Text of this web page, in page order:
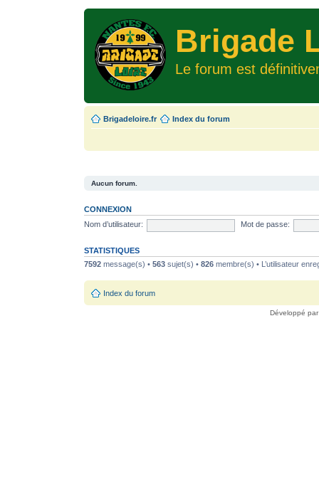
Brigade
Le forum est
Brigadeloire.fr Index du forum
Aucun forum.
CONNEXION
Nom d’utilisateur:
Mot de passe:
STATISTIQUES
7592 message(s) • 563 sujet(s) • 826 membre(s) • L’utilisateur
Index du forum
Développé